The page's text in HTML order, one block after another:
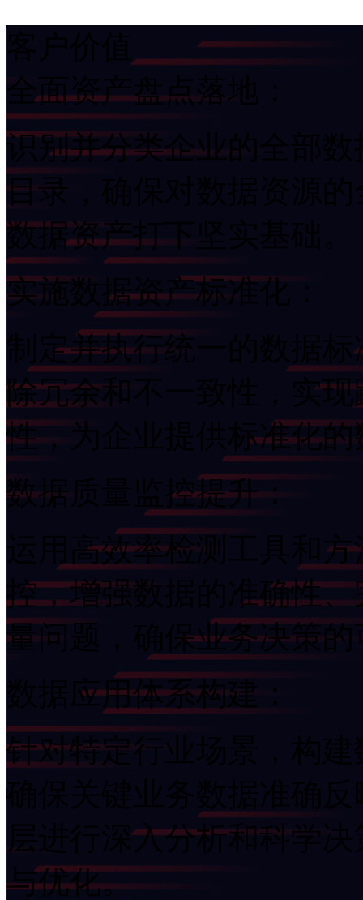
全面资产盘点落地：
识别并分类企业的全部数
目录，确保对数据资源
数据资产打下坚实基础。
实施数据资产标准化：
制定并执行统一的数据标
除冗余和不一致性，
性，为企业提供标准化
数据质量监控提升：
运用高效率检测工具和方
控，增强数据的准确性
量问题，确保业务决策
数据应用体系构建：
针对特定行业场景，构
确保关键业务数据准确反
层进行深入分析和科学决
与优化。